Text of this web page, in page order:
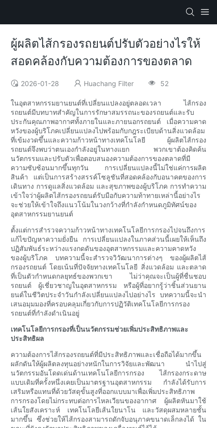
ผู้ผลิตไส้กรองรถยนต์ปรับตัวอย่างไรให้
สอดคล้องกับความต้องการของตลาด
2026-01-28 Huachang Filter 52
ในอุตสาหกรรมยานยนต์ที่เปลี่ยนแปลงอยู่ตลอดเวลา ไส้กรอง
รถยนต์มีบทบาทสำคัญในการรักษาสมรรถนะของรถยนต์และรับ
ประกันคุณภาพอากาศทั้งภายในและภายนอกรถยนต์ เมื่อความคาด
หวังของผู้บริโภคเปลี่ยนแปลงไปพร้อมกับกฎระเบียบด้านสิ่งแวดล้อม
ที่เข้มงวดขึ้นและความก้าวหน้าทางเทคโนโลยี ผู้ผลิตไส้กรอง
รถยนต์จึงพบว่าตนเองกำลังอยู่ในทางแยก พวกเขาต้องคิดค้น
นวัตกรรมและปรับตัวเพื่อตอบสนองความต้องการของตลาดที่มี
ความซับซ้อนมากขึ้นทุกวัน การเปลี่ยนแปลงนี้ไม่ใช่แค่การผลิต
สินค้า แต่เป็นการสร้างสรรค์โซลูชันที่สอดคล้องกับอนาคตของการ
เดินทาง การดูแลสิ่งแวดล้อม และสุขภาพของผู้บริโภค การทำความ
เข้าใจว่าผู้ผลิตไส้กรองรถยนต์รับมือกับความท้าทายเหล่านี้อย่างไร
จะช่วยให้เข้าใจถึงแนวโน้มในวงกว้างที่กำลังกำหนดภูมิทัศน์ของ
อุตสาหกรรมยานยนต์
ตั้งแต่การสำรวจความก้าวหน้าทางเทคโนโลยีการกรองไปจนถึงการ
แก้ไขปัญหาความยั่งยืน การเปลี่ยนแปลงในภาคส่วนนี้เผยให้เห็นถึง
ปฏิสัมพันธ์ระหว่างแรงกดดันของอุตสาหกรรมและความคาดหวัง
ของผู้บริโภค บทความนี้จะสำรวจวิวัฒนาการต่างๆ ของผู้ผลิตไส้
กรองรถยนต์ โดยเน้นที่ปัจจัยทางเทคโนโลยี สิ่งแวดล้อม และตลาด
ที่เป็นตัวกำหนดกลยุทธ์ของพวกเขา ไม่ว่าคุณจะเป็นผู้ที่ชื่นชอบ
รถยนต์ ผู้เชี่ยวชาญในอุตสาหกรรม หรือผู้ที่อยากรู้ว่าชิ้นส่วนยาน
ยนต์ในชีวิตประจำวันกำลังเปลี่ยนแปลงไปอย่างไร บทความนี้จะนำ
เสนอมุมมองที่ครอบคลุมเกี่ยวกับการปฏิวัติเทคโนโลยีการกรอง
รถยนต์ที่กำลังดำเนินอยู่
เทคโนโลยีการกรองที่เป็นนวัตกรรมช่วยเพิ่มประสิทธิภาพและ
ประสิทธิผล
ความต้องการไส้กรองรถยนต์ที่มีประสิทธิภาพและเชื่อถือได้มากขึ้น
ผลักดันให้ผู้ผลิตลงทุนอย่างหนักในการวิจัยและพัฒนา นำไปสู่
นวัตกรรมอันโดดเด่นด้านเทคโนโลยีการกรอง ไส้กรองกระดาษ
แบบเดิมที่ครั้งหนึ่งเคยเป็นมาตรฐานอุตสาหกรรม กำลังได้รับการ
เสริมหรือแทนที่ด้วยวัสดุขั้นสูงที่ออกแบบมาเพื่อเพิ่มประสิทธิภาพ
การกรองโดยไม่กระทบต่อการไหลเวียนของอากาศ ผู้ผลิตหันมาใช้
เส้นใยสังเคราะห์ เทคโนโลยีเส้นใยนาโน และวัสดุผสมหลายชั้น
มากขึ้น ซึ่งช่วยให้ไส้กรองสามารถดักจับอนุภาคขนาดเล็กลงได้ ใน